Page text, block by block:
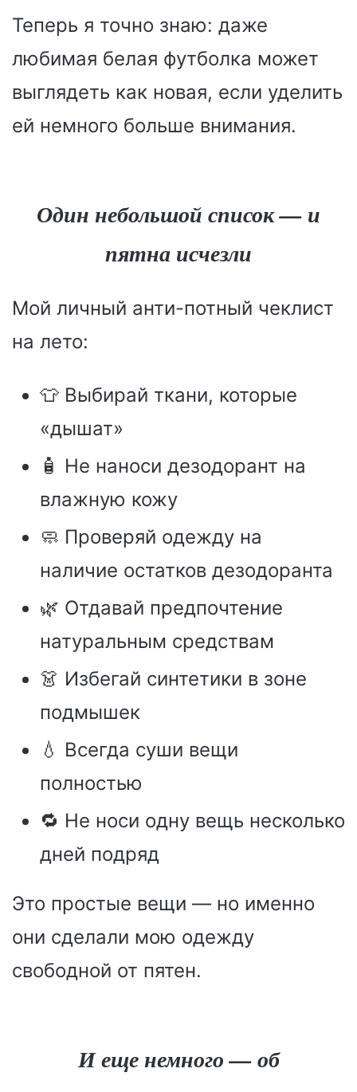
Теперь я точно знаю: даже
любимая белая футболка может
выглядеть как новая, если уделить
ей немного больше внимания.
Один небольшой список — и
пятна исчезли
Мой личный анти-потный чеклист
на лето:
👕 Выбирай ткани, которые
«дышат»
🧴 Не наноси дезодорант на
влажную кожу
🧼 Проверяй одежду на
наличие остатков дезодоранта
🌿 Отдавай предпочтение
натуральным средствам
👗 Избегай синтетики в зоне
подмышек
💧 Всегда суши вещи
полностью
🔁 Не носи одну вещь несколько
дней подряд
Это простые вещи — но именно
они сделали мою одежду
свободной от пятен.
И еще немного — об